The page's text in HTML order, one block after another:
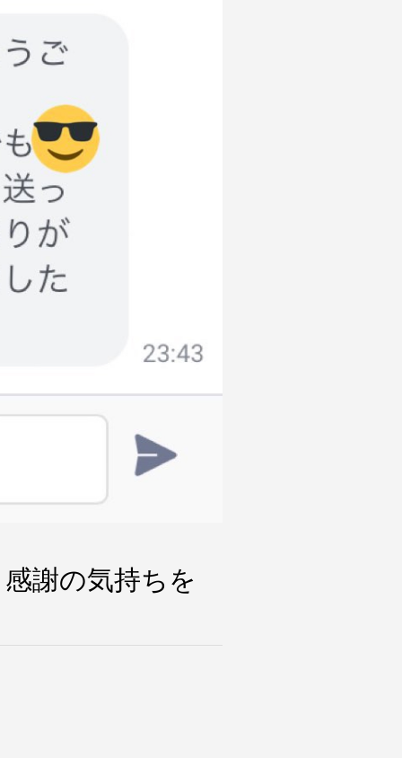
謝の気持ちを